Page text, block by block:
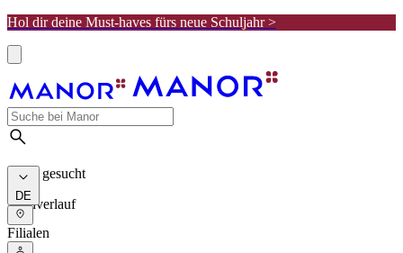
Hol dir deine Must-haves fürs neue Schuljahr >
Meist gesucht
Suchverlauf
DE
Filialen